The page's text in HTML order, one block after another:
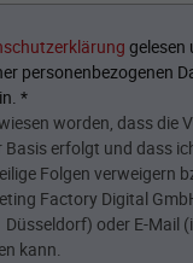
gelesen
personenbezogenen
*
worden, dass die
erfolgt und dass
Folgen verweigern
Factory Digital
Düsseldorf) oder E-Mail
kann.